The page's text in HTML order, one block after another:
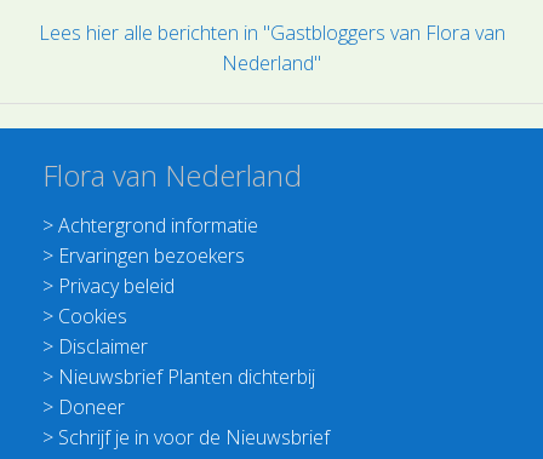
Lees hier alle berichten in "Gastbloggers van Flora van
Nederland"
Flora van Nederland
>Achtergrond informatie
> Ervaringen bezoekers
> Privacy beleid
> Cookies
> Disclaimer
> Nieuwsbrief Planten dichterbij
> Doneer
> Schrijf je in voor de Nieuwsbrief